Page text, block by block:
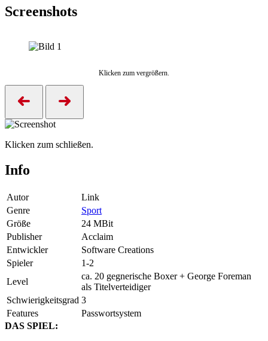
Screenshots
Klicken zum vergrößern.
Klicken zum schließen.
Info
Autor
Link
Genre
Sport
Größe
24 MBit
Publisher
Acclaim
Entwickler
Software Creations
Spieler
1-2
Level
ca. 20 gegnerische Boxer + George Foreman
als Titelverteidiger
Schwierigkeitsgrad 3
Features
Passwortsystem
DAS SPIEL: